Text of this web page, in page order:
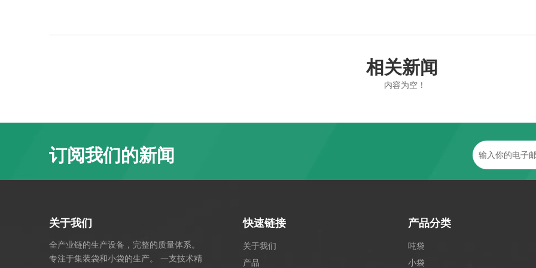
相关新闻
内容为空！
订阅我们的新闻
关于我们
全产业链的生产设备，完整的质量体系。
专注于集装袋和小袋的生产。 一支技术精
快速链接
关于我们
产品
产品分类
吨袋
小袋